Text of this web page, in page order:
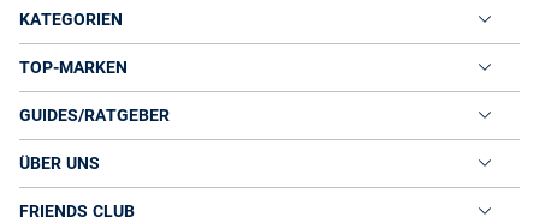
KATEGORIEN
TOP-MARKEN
GUIDES/RATGEBER
ÜBER UNS
FRIENDS CLUB